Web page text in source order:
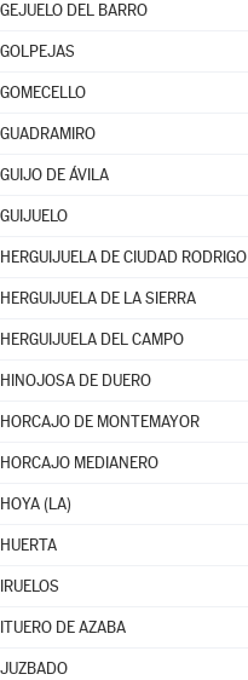
GEJUELO DEL BARRO
GOLPEJAS
GOMECELLO
GUADRAMIRO
GUIJO DE ÁVILA
GUIJUELO
HERGUIJUELA DE CIUDAD RODRIGO
HERGUIJUELA DE LA SIERRA
HERGUIJUELA DEL CAMPO
HINOJOSA DE DUERO
HORCAJO DE MONTEMAYOR
HORCAJO MEDIANERO
HOYA (LA)
HUERTA
IRUELOS
ITUERO DE AZABA
JUZBADO